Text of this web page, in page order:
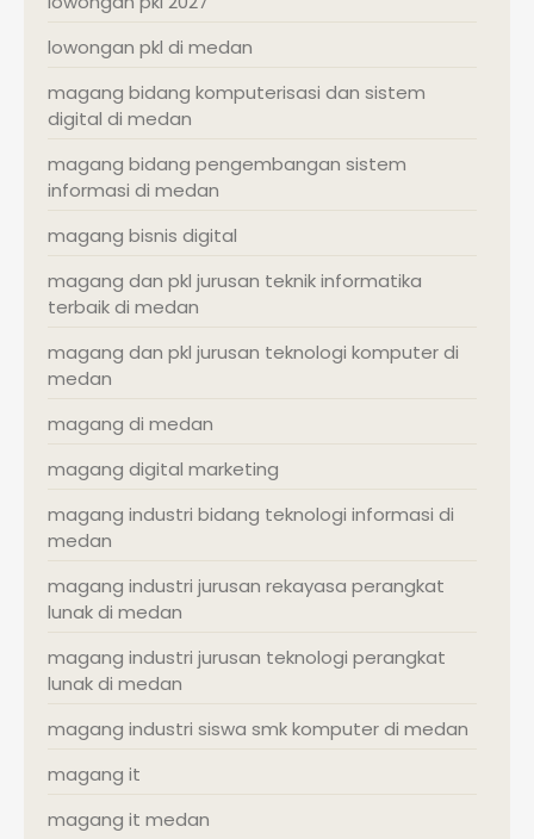
lowongan pkl di medan
magang bidang komputerisasi dan sistem
digital di medan
magang bidang pengembangan sistem
informasi di medan
magang bisnis digital
magang dan pkl jurusan teknik informatika
terbaik di medan
magang dan pkl jurusan teknologi komputer di
medan
magang di medan
magang digital marketing
magang industri bidang teknologi informasi di
medan
magang industri jurusan rekayasa perangkat
lunak di medan
magang industri jurusan teknologi perangkat
lunak di medan
magang industri siswa smk komputer di medan
magang it
magang it medan